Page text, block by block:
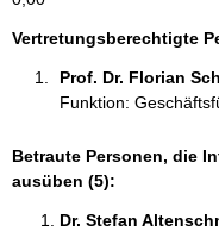
t
i
:
Vertretungsberechtigte
Prof. Dr. Florian
Funktion:
Betraute Personen, die
ausüben (5):
Dr. Stefan